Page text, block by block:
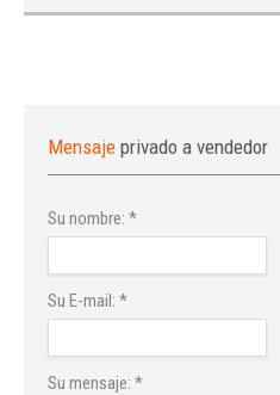
Mensaje privado a vendedor
Su nombre: *
Su E-mail: *
Su mensaje: *